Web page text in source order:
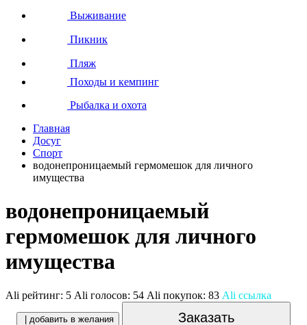
Выживание
Пикник
Пляж
Походы и кемпинг
Рыбалка и охота
Главная
Досуг
Спорт
водонепроницаемый гермомешок для личного
имущества
водонепроницаемый
гермомешок для личного
имущества
Ali рейтинг: 5 Ali голосов: 54 Ali покупок: 83 Ali ссылка
| добавить в желания Заказать